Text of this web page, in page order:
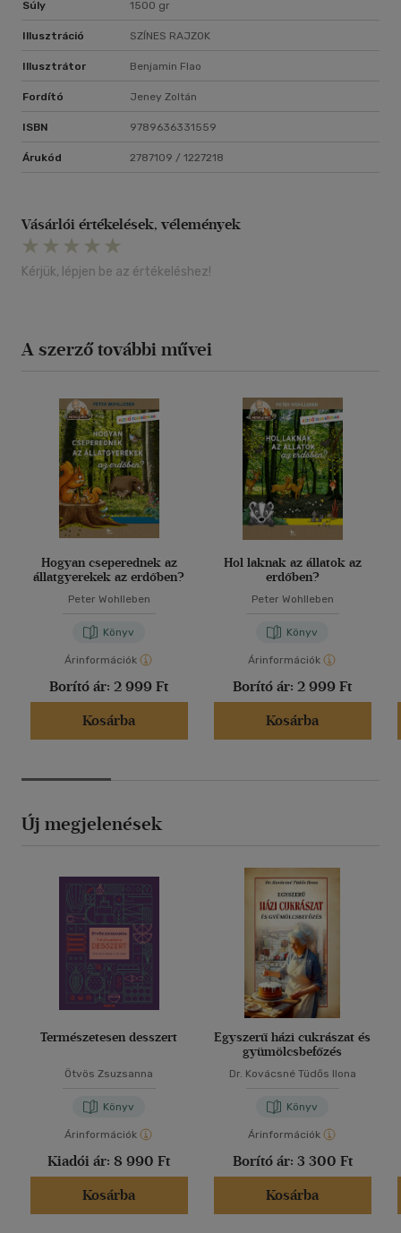
Súly 1500 gr
Illusztráció SZÍNES RAJZOK
Illusztrátor Benjamin Flao
Fordító Jeney Zoltán
ISBN 9789636331559
Árukód 2787109 / 1227218
Vásárlói értékelések, vélemények
Kérjük, lépjen be az értékeléshez!
A szerző további művei
Hogyan cseperednek az
állatgyerekek az erdőben?
Peter Wohlleben
Könyv
Árinformációk
Borító ár: 2 999 Ft
Kosárba
Hol laknak az állatok az
erdőben?
Peter Wohlleben
Könyv
Árinformációk
Borító ár: 2 999 Ft
Kosárba
Új megjelenések
Természetesen desszert
Ötvös Zsuzsanna
Könyv
Árinformációk
Kiadói ár: 8 990 Ft
Kosárba
Egyszerű házi cukrászat és
gyümölcsbefőzés
Dr. Kovácsné Tüdős Ilona
Könyv
Árinformációk
Borító ár: 3 300 Ft
Kosárba